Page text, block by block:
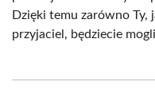
Dzięki temu zarówno
przyjaciel, będziecie